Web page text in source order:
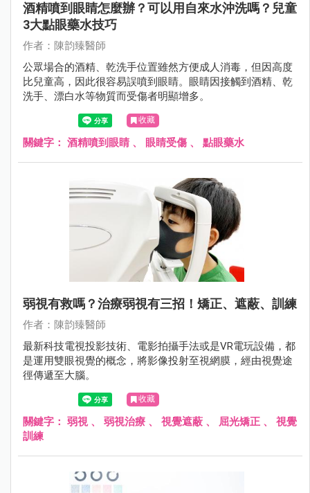
酒精噴到眼睛怎麼辦？可以用自來水沖洗嗎？兒童
3大點眼藥水技巧
作者：陳韵臻醫師
公眾場合的酒精、乾洗手位置雖然方便成人消毒，但因高度
比兒童高，因此很容易誤噴到眼睛。眼睛因接觸到酒精、乾
洗手、漂白水等物質而受傷者明顯增多。
收藏
關鍵字： 酒精噴到眼睛 、 眼睛受傷 、 點眼藥水
弱視有救嗎？治療弱視有三招！矯正、遮蔽、訓練
作者：陳韵臻醫師
最新科技電視投影技術、電影拍攝手法或是VR電玩設備，都
是運用雙眼視覺的概念，將影像投射至視網膜，經由視覺途
徑傳遞至大腦。
收藏
關鍵字： 弱視 、 弱視治療 、 視覺遮蔽 、 屈光矯正 、 視覺
訓練